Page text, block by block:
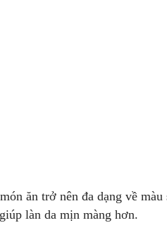
ăn trở nên đa dạng về
làn da mịn màng hơn.